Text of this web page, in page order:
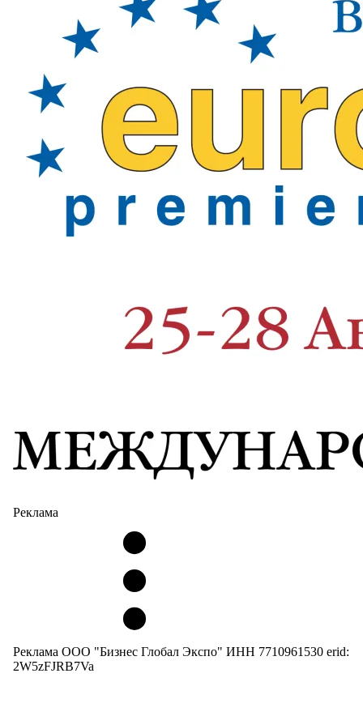
Реклама
Реклама ООО "Бизнес Глобал Экспо" ИНН 7710961530 erid:
2W5zFJRB7Va